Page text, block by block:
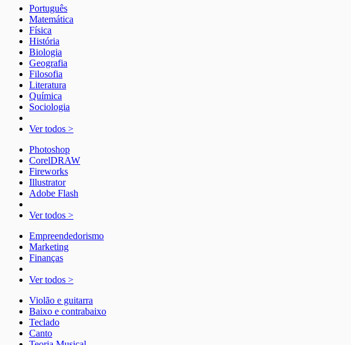
Português
Matemática
Física
História
Biologia
Geografia
Filosofia
Literatura
Química
Sociologia
Ver todos >
Photoshop
CorelDRAW
Fireworks
Illustrator
Adobe Flash
Ver todos >
Empreendedorismo
Marketing
Finanças
Ver todos >
Violão e guitarra
Baixo e contrabaixo
Teclado
Canto